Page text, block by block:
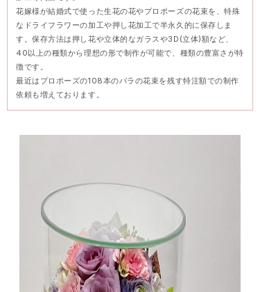
花嫁様が結婚式で使った生花の花やプロポーズの花束を、特殊
なドライフラワーの加工や押し花加工で半永久的に保存しま
す。保存方法は押し花や立体的なガラスや3D(立体)額など、
40以上の種類から理想の形で制作が可能で、種類の豊富さが特
徴です。
最近はプロポーズの108本のバラの花束を残す特注額での制作
依頼も増えております。